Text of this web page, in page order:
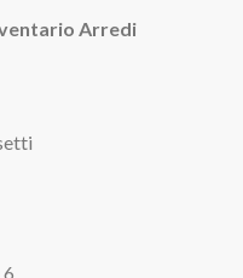
Arredi